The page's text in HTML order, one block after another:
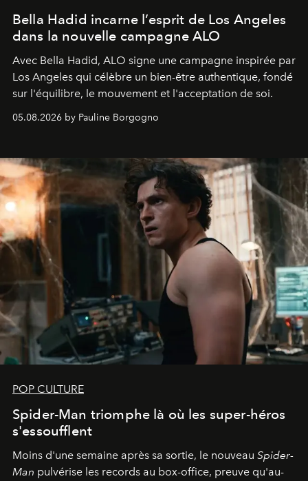
Bella Hadid incarne l’esprit de Los Angeles
dans la nouvelle campagne ALO
Avec Bella Hadid, ALO signe une campagne inspirée par
Los Angeles qui célèbre un bien-être authentique, fondé
sur l'équilibre, le mouvement et l'acceptation de soi.
05.08.2026 by Pauline Borgogno
POP CULTURE
Spider-Man triomphe là où les super-héros
s'essoufflent
Moins d'une semaine après sa sortie, le nouveau Spider-
Man pulvérise les records au box-office, preuve qu'au-